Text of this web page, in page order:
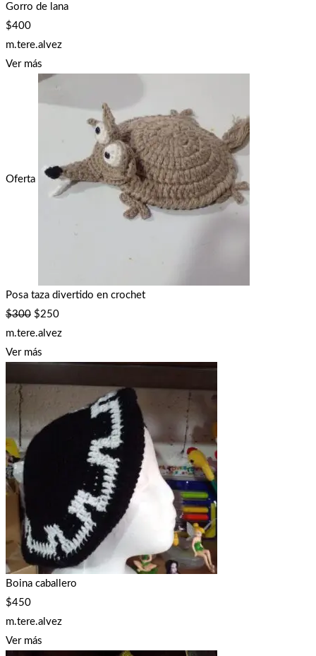
Gorro de lana
$400
m.tere.alvez
Ver más
Oferta
Posa taza divertido en crochet
$300 $250
m.tere.alvez
Ver más
Boina caballero
$450
m.tere.alvez
Ver más